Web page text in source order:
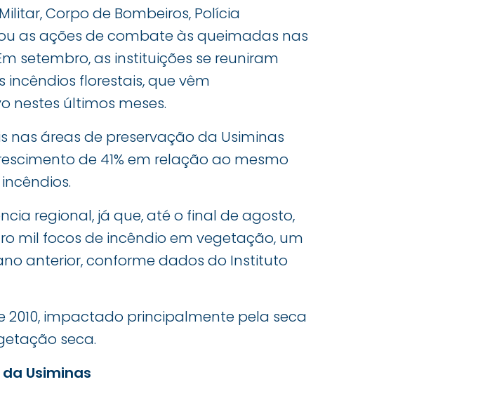
Corpo de Bombeiros, Polícia
as ações de combate às queimadas nas
setembro, as instituições se reuniram
florestais, que vêm
nestes últimos meses.
nas áreas de preservação da Usiminas
de 41% em relação ao mesmo
regional, já que, até o final de agosto,
mil focos de incêndio em vegetação, um
anterior, conforme dados do Instituto
2010, impactado principalmente pela seca
seca.
Usiminas